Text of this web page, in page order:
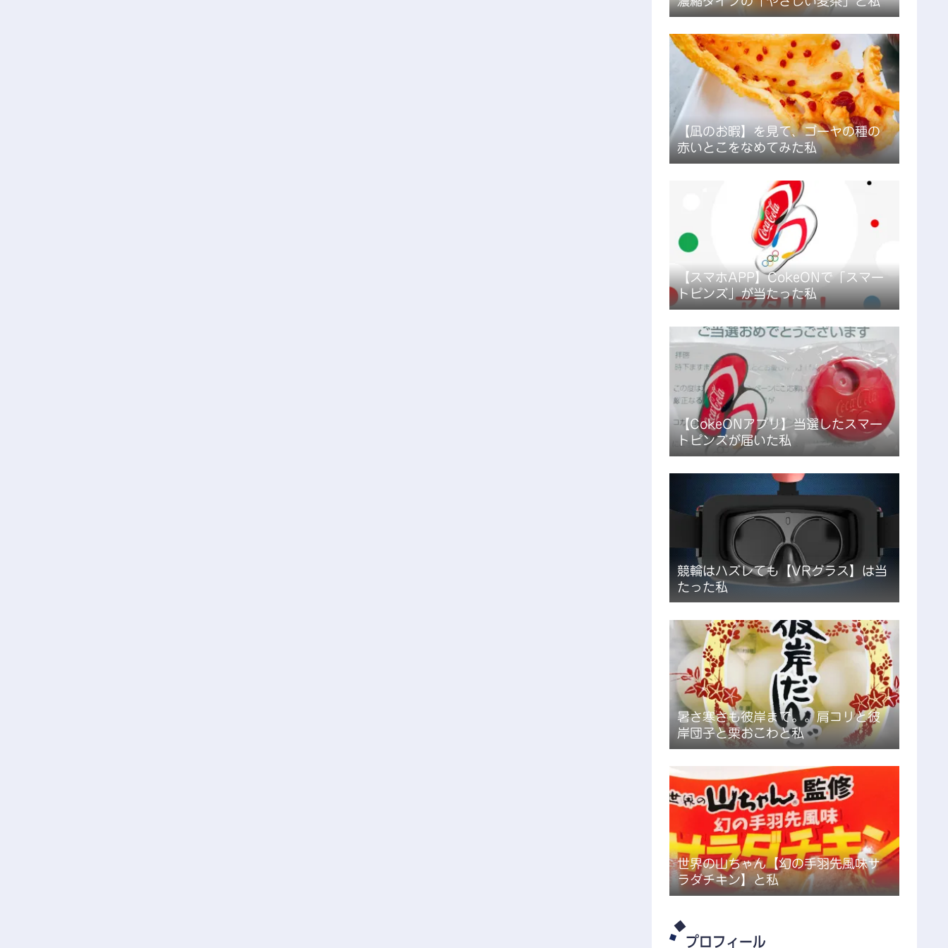
【凪のお暇】を見て、ゴーヤの種の
赤いとこをなめてみた私
【スマホAPP】CokeONで「スマー
トピンズ」が当たった私
【CokeONアプリ】当選したスマー
トピンズが届いた私
競輪はハズレても【VRグラス】は当
たった私
暑さ寒さも彼岸まで。。肩コリと彼
岸団子と栗おこわと私
世界の山ちゃん【幻の手羽先風味サ
ラダチキン】と私
プロフィール